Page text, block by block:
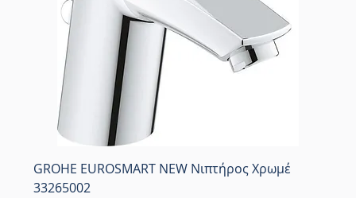
GROHE EUROSMART NEW Νιπτήρος Χρωμέ
33265002